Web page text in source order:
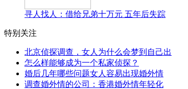
寻人找人：借给兄弟十万元 五年后失踪
特别关注
北京侦探调查，女人为什么会梦到自己出
怎么样能够成为一个私家侦探？
婚后几年哪些问题女人容易出现婚外情
调查婚外情的公司：香港婚外情年轻化